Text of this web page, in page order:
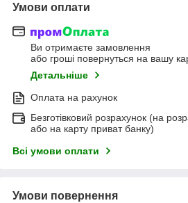
Умови оплати
Ви отримаєте замовлення
або гроші повернуться на вашу
Детальніше
Оплата на рахунок
Безготівковий розрахунок (на
або на карту приват банку)
Всі умови оплати
Умови повернення